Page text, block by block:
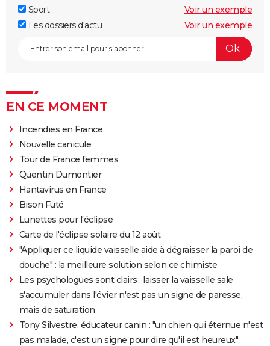
Sport
Voir un exemple
Les dossiers d'actu
Voir un exemple
EN CE MOMENT
Incendies en France
Nouvelle canicule
Tour de France femmes
Quentin Dumontier
Hantavirus en France
Bison Futé
Lunettes pour l'éclipse
Carte de l'éclipse solaire du 12 août
"Appliquer ce liquide vaisselle aide à dégraisser la paroi de
douche" : la meilleure solution selon ce chimiste
Les psychologues sont clairs : laisser la vaisselle sale
s'accumuler dans l'évier n'est pas un signe de paresse,
mais de saturation
Tony Silvestre, éducateur canin : "un chien qui éternue n'est
pas malade, c'est un signe pour dire qu'il est heureux"